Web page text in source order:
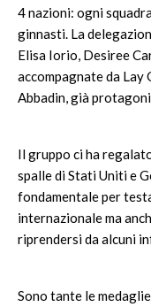
4 nazioni: ogni
ginnasti. La
Elisa Iorio, Desiree
accompagnate da Lay
Abbadin, già
Il gruppo ci ha
spalle di Stati Uniti e
fondamentale per
internazionale ma
riprendersi da alcuni
Sono tante le